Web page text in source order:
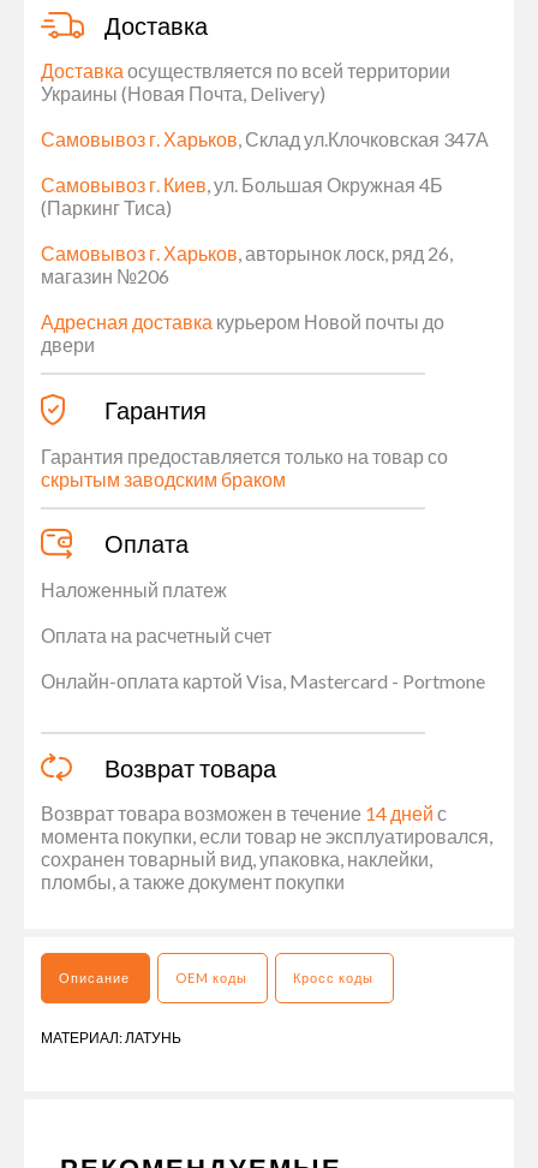
Доставка
Доставка осуществляется по всей территории
Украины (Новая Почта, Delivery)
Самовывоз г. Харьков, Склад ул.Клочковская 347А
Самовывоз г. Киев, ул. Большая Окружная 4Б
(Паркинг Тиса)
Самовывоз г. Харьков, авторынок лоск, ряд 26,
магазин №206
Адресная доставка курьером Новой почты до
двери
Гарантия
Гарантия предоставляется только на товар со
скрытым заводским браком
Оплата
Наложенный платеж
Оплата на расчетный счет
Онлайн-оплата картой Visa, Mastercard - Portmone
Возврат товара
Возврат товара возможен в течение 14 дней с
момента покупки, если товар не эксплуатировался,
сохранен товарный вид, упаковка, наклейки,
пломбы, а также документ покупки
Описание OEM коды Кросс коды
МАТЕРИАЛ: ЛАТУНЬ